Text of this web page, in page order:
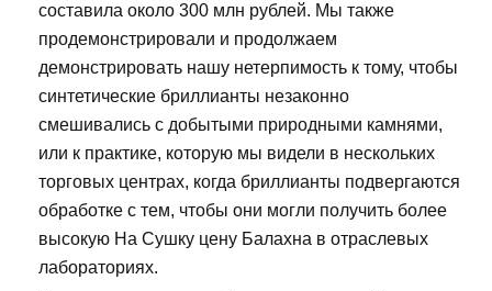
составила около 300 млн рублей. Мы также
продемонстрировали и продолжаем
демонстрировать нашу нетерпимость к тому, чтобы
синтетические бриллианты незаконно
смешивались с добытыми природными камнями,
или к практике, которую мы видели в нескольких
торговых центрах, когда бриллианты подвергаются
обработке с тем, чтобы они могли получить более
высокую На Сушку цену Балахна в отраслевых
лабораториях.